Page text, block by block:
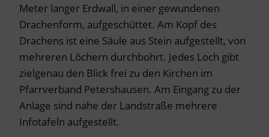
Meter langer Erdwall, in einer gewundenen
Drachenform, aufgeschüttet. Am Kopf des
Drachens ist eine Säule aus Stein aufgestellt, von
mehreren Löchern durchbohrt. Jedes Loch gibt
zielgenau den Blick frei zu den Kirchen im
Pfarrverband Petershausen. Am Eingang zu der
Anlage sind nahe der Landstraße mehrere
Infotafeln aufgestellt.